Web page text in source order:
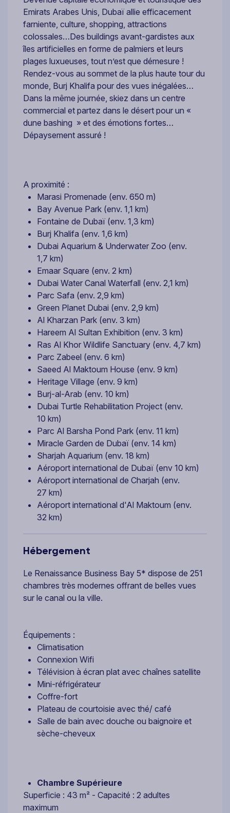
Emirats Arabes Unis, Dubaï allie efficacement
farniente, culture, shopping, attractions
colossales…Des buildings avant-gardistes aux
îles artificielles en forme de palmiers et leurs
plages luxueuses, tout n’est que démesure !
Rendez-vous au sommet de la plus haute tour du
monde, Burj Khalifa pour des vues inégalées…
Dans la même journée, skiez dans un centre
commercial et partez dans le désert pour un «
dune bashing » et des émotions fortes…
Dépaysement assuré !
A proximité :
Marasi Promenade (env. 650 m)
Bay Avenue Park (env. 1,1 km)
Fontaine de Dubaï (env. 1,3 km)
Burj Khalifa (env. 1,6 km)
Dubai Aquarium & Underwater Zoo (env.
1,7 km)
Emaar Square (env. 2 km)
Dubai Water Canal Waterfall (env. 2,1 km)
Parc Safa (env. 2,9 km)
Green Planet Dubai (env. 2,9 km)
Al Kharzan Park (env. 3 km)
Hareem Al Sultan Exhibition (env. 3 km)
Ras Al Khor Wildlife Sanctuary (env. 4,7 km)
Parc Zabeel (env. 6 km)
Saeed Al Maktoum House (env. 9 km)
Heritage Village (env. 9 km)
Burj-al-Arab (env. 10 km)
Dubai Turtle Rehabilitation Project (env.
10 km)
Parc Al Barsha Pond Park (env. 11 km)
Miracle Garden de Dubaï (env. 14 km)
Sharjah Aquarium (env. 18 km)
Aéroport international de Dubaï (env 10 km)
Aéroport international de Charjah (env.
27 km)
Aéroport international d'Al Maktoum (env.
32 km)
Hébergement
Le Renaissance Business Bay 5* dispose de 251
chambres très modernes offrant de belles vues
sur le canal ou la ville.
Équipements :
Climatisation
Connexion Wifi
Télévision à écran plat avec chaînes satellite
Mini-réfrigérateur
Coffre-fort
Plateau de courtoisie avec thé/ café
Salle de bain avec douche ou baignoire et
sèche-cheveux
Chambre Supérieure
Superficie : 43 m² - Capacité : 2 adultes
maximum